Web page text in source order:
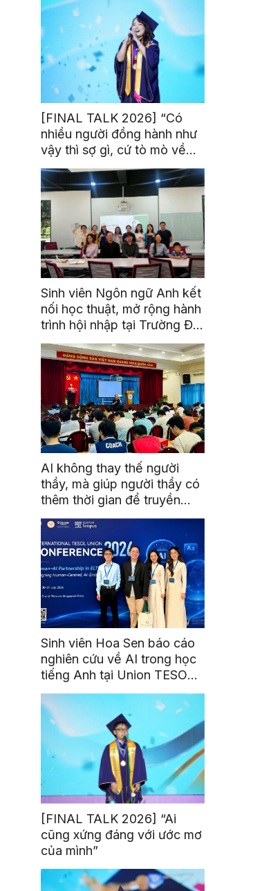
[FINAL TALK 2026] “Có
nhiều người đồng hành như
vậy thì sợ gì, cứ tò mò về
thế giới thôi”
Sinh viên Ngôn ngữ Anh kết
nối học thuật, mở rộng hành
trình hội nhập tại Trường Đại
học Quốc gia Malaysia
AI không thay thế người
thầy, mà giúp người thầy có
thêm thời gian để truyền
cảm hứng
Sinh viên Hoa Sen báo cáo
nghiên cứu về AI trong học
tiếng Anh tại Union TESOL
2026 ở Singapore
[FINAL TALK 2026] “Ai
cũng xứng đáng với ước mơ
của mình”